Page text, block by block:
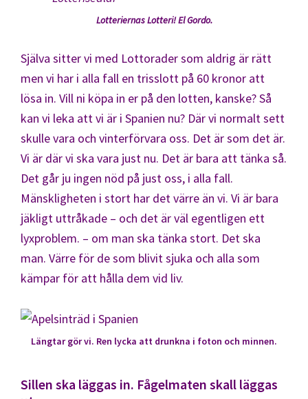
Lotteriernas Lotteri! El Gordo.
Själva sitter vi med Lottorader som aldrig är rätt
men vi har i alla fall en trisslott på 60 kronor att
lösa in. Vill ni köpa in er på den lotten, kanske? Så
kan vi leka att vi är i Spanien nu? Där vi normalt sett
skulle vara och vinterförvara oss. Det är som det är.
Vi är där vi ska vara just nu. Det är bara att tänka så.
Det går ju ingen nöd på just oss, i alla fall.
Mänskligheten i stort har det värre än vi. Vi är bara
jäkligt uttråkade – och det är väl egentligen ett
lyxproblem. – om man ska tänka stort. Det ska
man. Värre för de som blivit sjuka och alla som
kämpar för att hålla dem vid liv.
Längtar gör vi. Ren lycka att drunkna i foton och minnen.
Sillen ska läggas in. Fågelmaten skall läggas